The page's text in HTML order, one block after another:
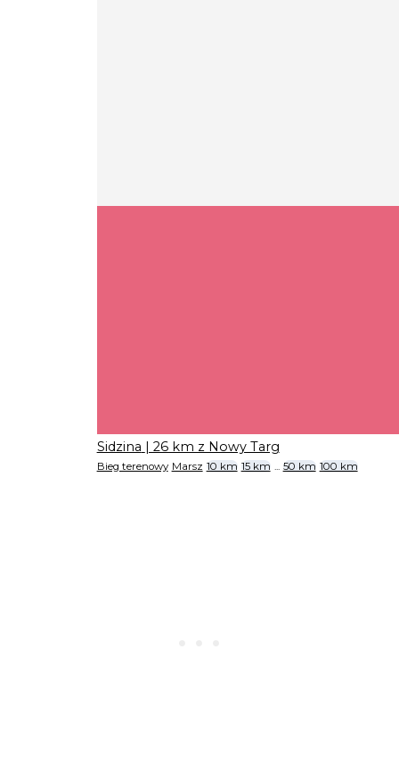
Sidzina | 26 km z Nowy Targ
Bieg terenowy Marsz 10 km 15 km ... 50 km 100 km